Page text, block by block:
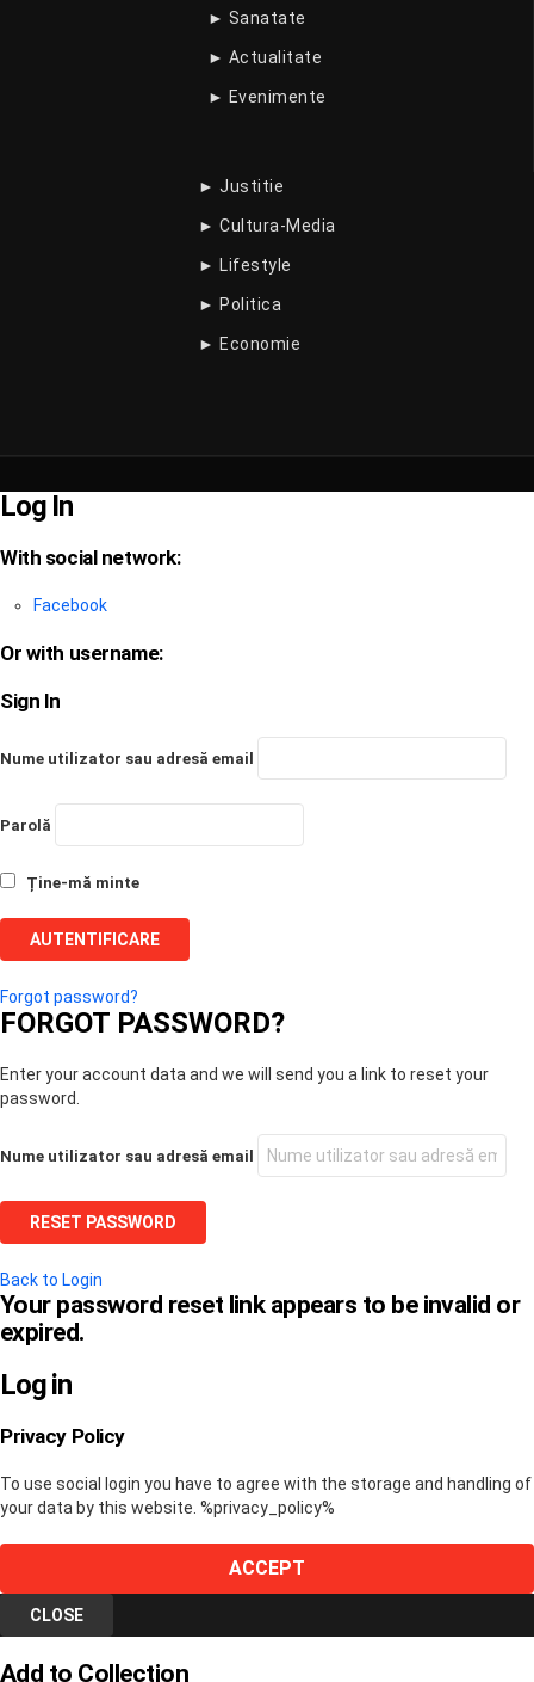
► Sanatate
► Actualitate
► Evenimente
► Justitie
► Cultura-Media
► Lifestyle
► Politica
► Economie
Log In
With social network:
Facebook
Or with username:
Sign In
Nume utilizator sau adresă email
Parolă
Ține-mă minte
Forgot password?
FORGOT PASSWORD?
Enter your account data and we will send you a link to reset your
password.
Nume utilizator sau adresă email
Back to Login
Your password reset link appears to be invalid or
expired.
Log in
Privacy Policy
To use social login you have to agree with the storage and handling of
your data by this website. %privacy_policy%
ACCEPT
CLOSE
Add to Collection